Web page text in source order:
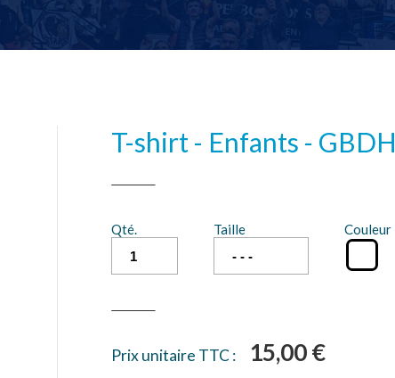
T-shirt - Enfants - GBDH
Qté. Taille Couleur
Prix unitaire TTC : 15,00 €